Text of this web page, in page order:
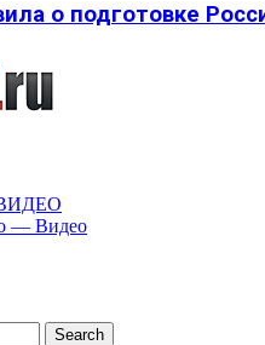
о подготовке
— Видео
Search